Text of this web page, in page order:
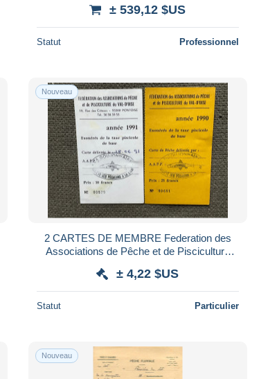
± 539,12 $US
Statut Professionnel
Nouveau
2 CARTES DE MEMBRE Federation des
Associations de Pêche et de Pisciculture
± 4,22 $US
Statut Particulier
Nouveau